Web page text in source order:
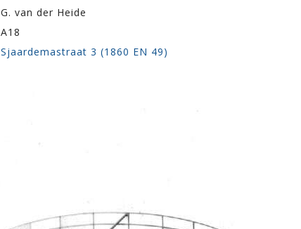
G. van der Heide
A18
Sjaardemastraat 3 (1860 EN 49)